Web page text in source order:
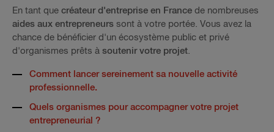
En tant que créateur d'entreprise en France de nombreuses
aides aux entrepreneurs sont à votre portée. Vous avez la
chance de bénéficier d'un écosystème public et privé
d'organismes prêts à soutenir votre projet.
Comment lancer sereinement sa nouvelle activité
professionnelle.
Quels organismes pour accompagner votre projet
entrepreneurial ?